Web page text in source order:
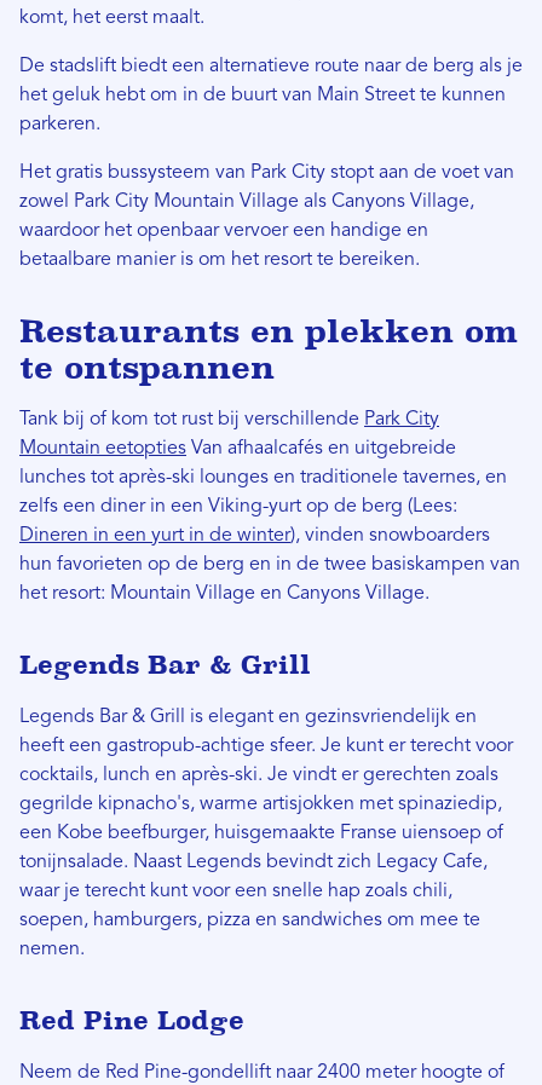
komt, het eerst maalt.
De stadslift biedt een alternatieve route naar de berg als je
het geluk hebt om in de buurt van Main Street te kunnen
parkeren.
Het gratis bussysteem van Park City stopt aan de voet van
zowel Park City Mountain Village als Canyons Village,
waardoor het openbaar vervoer een handige en
betaalbare manier is om het resort te bereiken.
Restaurants en plekken om
te ontspannen
Tank bij of kom tot rust bij verschillende Park City
Mountain eetopties Van afhaalcafés en uitgebreide
lunches tot après-ski lounges en traditionele tavernes, en
zelfs een diner in een Viking-yurt op de berg (Lees:
Dineren in een yurt in de winter), vinden snowboarders
hun favorieten op de berg en in de twee basiskampen van
het resort: Mountain Village en Canyons Village.
Legends Bar & Grill
Legends Bar & Grill is elegant en gezinsvriendelijk en
heeft een gastropub-achtige sfeer. Je kunt er terecht voor
cocktails, lunch en après-ski. Je vindt er gerechten zoals
gegrilde kipnacho's, warme artisjokken met spinaziedip,
een Kobe beefburger, huisgemaakte Franse uiensoep of
tonijnsalade. Naast Legends bevindt zich Legacy Cafe,
waar je terecht kunt voor een snelle hap zoals chili,
soepen, hamburgers, pizza en sandwiches om mee te
nemen.
Red Pine Lodge
Neem de Red Pine-gondellift naar 2400 meter hoogte of